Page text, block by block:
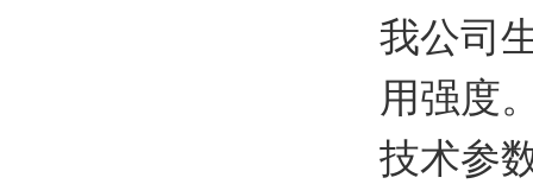
我公司
用强度
技术参